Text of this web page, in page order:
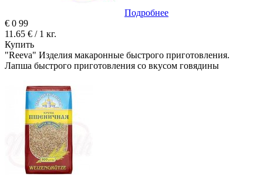
Подробнее
€ 0 99
11.65 € / 1 кг.
Купить
"Reeva" Изделия макаронные быстрого приготовления.
Лапша быстрого приготовления со вкусом говядины